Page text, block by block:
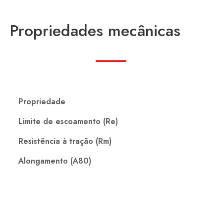
Propriedades mecânicas
Propriedade
Limite de escoamento (Re)
Resistência à tração (Rm)
Alongamento (A80)